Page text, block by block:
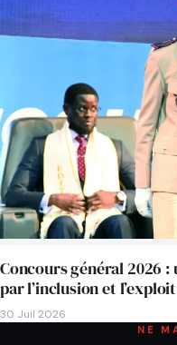
Concours général 2026
par l’inclusion et
30 Juil 2026
NE